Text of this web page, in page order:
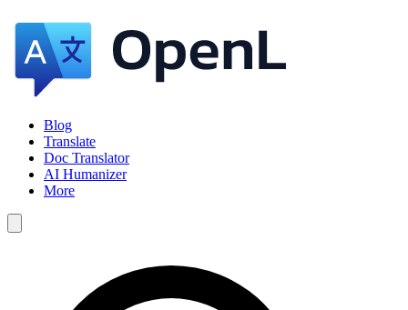
Blog
Translate
Doc Translator
AI Humanizer
More